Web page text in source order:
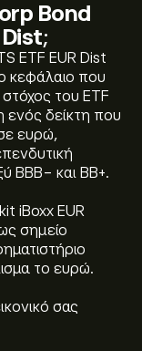
Bond
Dist;
ETF EUR Dist
κεφάλαιο που
στόχος του ETF
ενός δείκτη που
ευρώ,
BBB- και BB+.
iBoxx EUR
σημείο
το ευρώ.
σας
Bond BBB-BB
Bond BBB-BB